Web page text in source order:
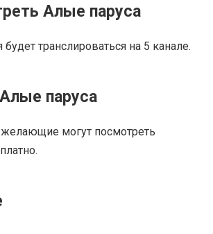
Алые паруса
транслироваться на 5 канале.
паруса
желающие могут посмотреть